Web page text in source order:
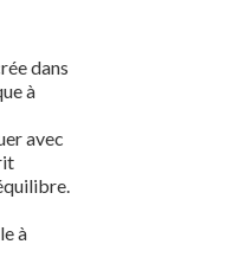
dans
à
avec
à